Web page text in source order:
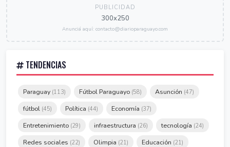
PUBLICIDAD
300x250
Anunciá aquí: contacto@diarioparaguayo.com
TENDENCIAS
Paraguay (113) Fútbol Paraguayo (58) Asunción (47)
fútbol (45) Política (44) Economía (37)
Entretenimiento (29) infraestructura (26) tecnología (24)
Redes sociales (22) Olimpia (21) Educación (21)